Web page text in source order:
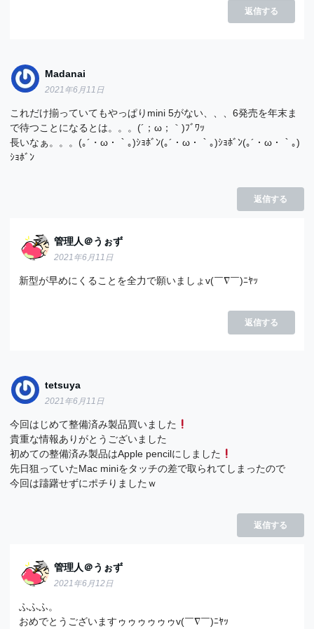
返信する
Madanai
2021年6月11日
これだけ揃っていてもやっぱりmini 5がない、、、6発売を年末ま
で待つことになるとは。。。(´；ω；｀)ﾌﾞﾜｯ
長いなぁ。。。(｡´・ω・｀｡)ｼｮﾎﾞﾝ(｡´・ω・｀｡)ｼｮﾎﾞﾝ(｡´・ω・｀｡)
ｼｮﾎﾞﾝ
返信する
管理人＠うぉず
2021年6月11日
新型が早めにくることを全力で願いましょv(￣∇￣)ﾆﾔｯ
返信する
tetsuya
2021年6月11日
今回はじめて整備済み製品買いました
貴重な情報ありがとうございました
初めての整備済み製品はApple pencilにしました
先日狙っていたMac miniをタッチの差で取られてしまったので
今回は躊躇せずにポチりましたｗ
返信する
管理人＠うぉず
2021年6月12日
ふふふ。
おめでとうございますゥゥゥゥゥゥv(￣∇￣)ﾆﾔｯ